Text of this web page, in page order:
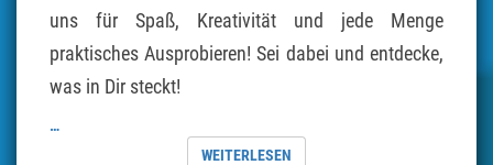
uns für Spaß, Kreativität und jede Menge
praktisches Ausprobieren! Sei dabei und entdecke,
was in Dir steckt!
…
WEITERLESEN